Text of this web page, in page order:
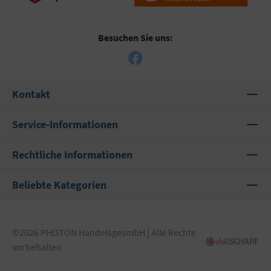
Besuchen Sie uns:
Kontakt
Service-Informationen
Rechtliche Informationen
Beliebte Kategorien
©2026 PHOTON HandelsgesmbH | Alle Rechte
vorbehalten